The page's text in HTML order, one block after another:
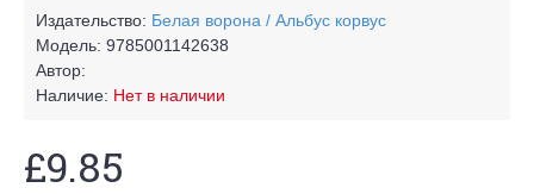
Издательство: Белая ворона / Альбус корвус
Модель: 9785001142638
Автор:
Наличие: Нет в наличии
£9.85